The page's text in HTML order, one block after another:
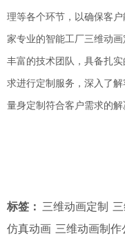
理等各个环节，以确保客
家专业的智能工厂三维动
丰富的技术团队，具备扎
求进行定制服务，深入了
量身定制符合客户需求的解
标签： 三维动画定制
仿真动画 三维动画制作